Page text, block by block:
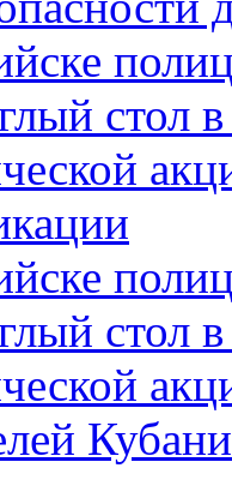
стол
стол